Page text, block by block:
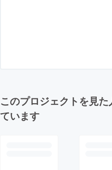
このプロジェクトを見
ています